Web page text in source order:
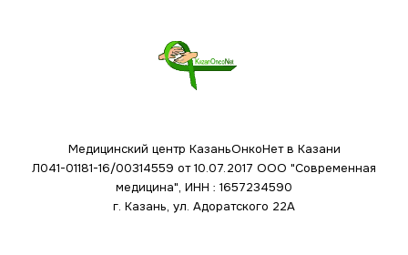
Медицинский центр КазаньОнкоНет в Казани
Л041-01181-16/00314559 от 10.07.2017 ООО "Современная
медицина", ИНН : 1657234590
г. Казань, ул. Адоратского 22А